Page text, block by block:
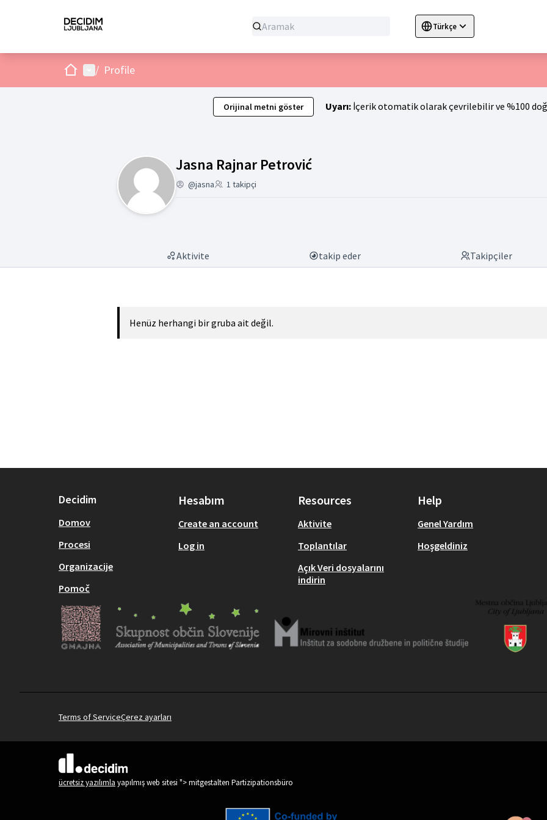
Türkçe
Sprache wählen
Ev Ana menü
/ Profile
Orijinal metni göster Uyarı: İçerik otomatik olarak çevrilebilir ve %100
Jasna Rajnar PetrovićGruplar (Jasna Rajnar Petrović)
@jasna 1 takipçi
Aktivite takip eder Takipçiler
Henüz herhangi bir gruba ait değil.
Decidim
Domov
Procesi
Organizacije
Pomoč
Hesabım
Create an account
Log in
Resources
Aktivite
Toplantılar
Açık Veri dosyalarını
indirin
Help
Genel Yardım
Hoşgeldiniz
Terms of ServiceÇerez ayarları
(Dış bağlantı)
ücretsiz yazılımla yapılmış web sitesi "> mitgestalten Partizipationsbüro